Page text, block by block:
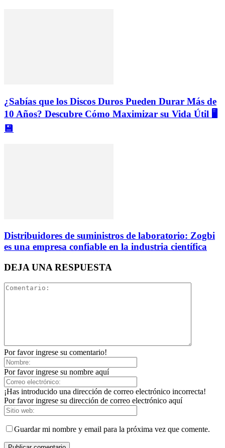
¿Sabías que los Discos Duros Pueden Durar Más de
10 Años? Descubre Cómo Maximizar su Vida Útil 🖥️
💾
Distribuidores de suministros de laboratorio: Zogbi
es una empresa confiable en la industria científica
DEJA UNA RESPUESTA
Por favor ingrese su comentario!
Por favor ingrese su nombre aquí
¡Has introducido una dirección de correo electrónico incorrecta!
Por favor ingrese su dirección de correo electrónico aquí
Guardar mi nombre y email para la próxima vez que comente.